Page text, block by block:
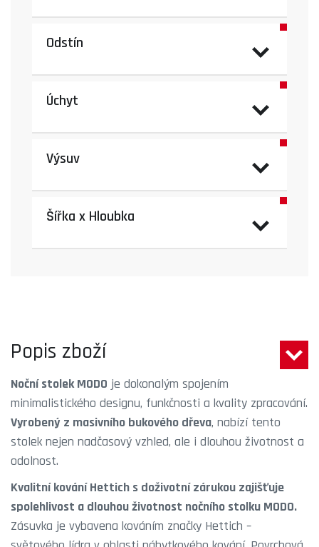
Odstín
Úchyt
Výsuv
Šířka x Hloubka
Popis zboží
Noční stolek MODO je dokonalým spojením
minimalistického designu, funkčnosti a kvality zpracování.
Vyrobený z masivního bukového dřeva, nabízí tento
stolek nejen nadčasový vzhled, ale i dlouhou životnost a
odolnost.
Kvalitní kování Hettich s doživotní zárukou zajišťuje
spolehlivost a dlouhou životnost nočního stolku MODO.
Zásuvka je vybavena kováním značky Hettich –